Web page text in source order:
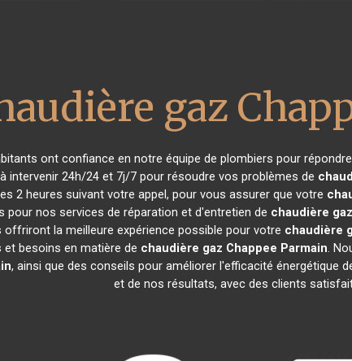
gaz
ont confiance en notre équipe de plombiers pour
intervenir 24h/24 et 7j/7 pour résoudre vos problèmes de
2 heures suivant votre appel, pour vous assurer que votre
nos services de réparation et d'entretien de chaudière
la meilleure expérience possible pour votre chaudière
besoins en matière de chaudière gaz Chappee Parmain.
, ainsi que des conseils pour améliorer l'efficacité
et de nos résultats, avec des clients